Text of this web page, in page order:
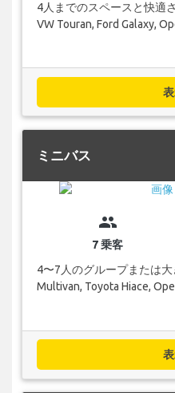
4人までのスペースと快適
VW Touran, Ford Galaxy,
ミニバス
group
7 乗客
4〜7人のグループまたは
Multivan, Toyota Hiace,